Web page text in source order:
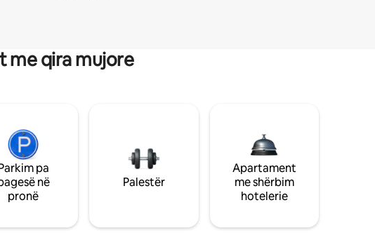
me qira mujore
pa
në
pronë
Palestër
Apartament
me shërbim
hotelerie